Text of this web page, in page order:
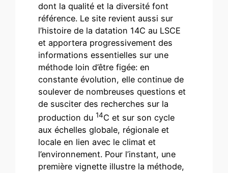
dont la qualité et la diversité font
référence. Le site revient aussi sur
l’histoire de la datation 14C au LSCE
et apportera progressivement des
informations essentielles sur une
méthode loin d’être figée: en
constante évolution, elle continue de
soulever de nombreuses questions et
de susciter des recherches sur la
production du 14C et sur son cycle
aux échelles globale, régionale et
locale en lien avec le climat et
l’environnement. Pour l’instant, une
première vignette illustre la méthode,